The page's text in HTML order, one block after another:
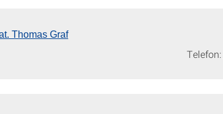
Thomas Graf
Telefon: